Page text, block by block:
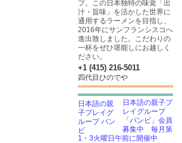
プ。この日本独特の味覚「出
汁・旨味」を活かした世界に
通用するラーメンを目指し、
2016年にサンフランシスコへ
進出致しました。こだわりの
一杯をぜひ堪能しにお越しく
ださい。
+1 (415) 216-5011
四代目ひのでや
日本語の親子プ
レイグループ
「バンビ」会員
募集中 毎月第
1・3火曜日午前に開催中